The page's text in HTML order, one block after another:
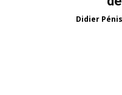
Didier